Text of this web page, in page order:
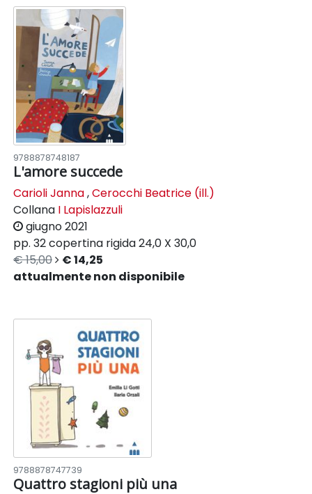
9788878748187
L'amore succede
Carioli Janna,Cerocchi Beatrice (ill.)
Collana I Lapislazzuli
giugno 2021
pp. 32copertina rigida24,0 X 30,0
€ 15,00
€ 14,25
attualmente non disponibile
9788878747739
Quattro stagioni più una